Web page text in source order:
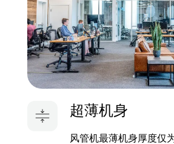
超薄机身
风管机最薄机身厚度仅